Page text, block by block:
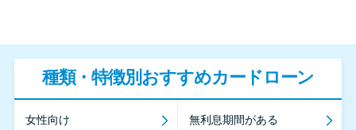
種類・特徴別おすすめカードローン
女性向け 無利息期間がある